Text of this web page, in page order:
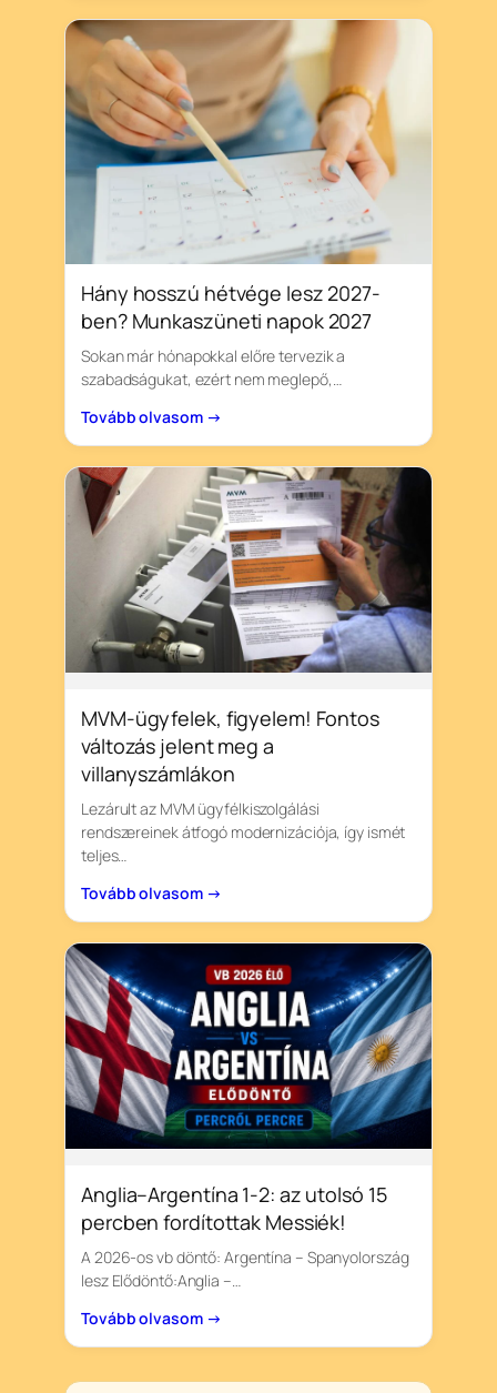
Hány hosszú hétvége lesz 2027-
ben? Munkaszüneti napok 2027
Sokan már hónapokkal előre tervezik a
szabadságukat, ezért nem meglepő,…
Tovább olvasom →
MVM-ügyfelek, figyelem! Fontos
változás jelent meg a
villanyszámlákon
Lezárult az MVM ügyfélkiszolgálási
rendszereinek átfogó modernizációja, így ismét
teljes…
Tovább olvasom →
Anglia–Argentína 1-2: az utolsó 15
percben fordítottak Messiék!
A 2026-os vb döntő: Argentína – Spanyolország
lesz Elődöntő:Anglia –…
Tovább olvasom →